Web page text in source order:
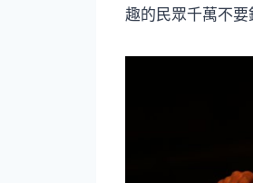
趣的民眾千萬不要